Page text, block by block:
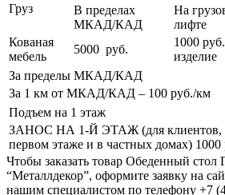
Груз
В пределах
МКАД/КАД
На
лифте
Кованая
мебель
5000 руб.
1000
изделие
За пределы МКАД/КАД
За 1 км от МКАД/КАД – 100 руб./км
Подъем на 1 этаж
ЗАНОС НА 1-Й ЭТАЖ (для клиентов,
первом этаже и в частных домах) 1000
Чтобы заказать товар Обеденный стол
“Металлдекор”, оформите заявку на
нашим специалистом по телефону +7